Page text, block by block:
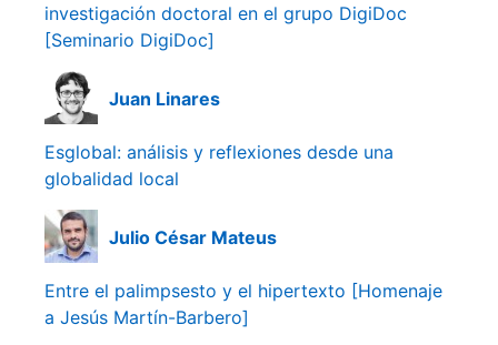
investigación doctoral en el grupo DigiDoc
[Seminario DigiDoc]
Juan Linares
Esglobal: análisis y reflexiones desde una
globalidad local
Julio César Mateus
Entre el palimpsesto y el hipertexto [Homenaje
a Jesús Martín-Barbero]